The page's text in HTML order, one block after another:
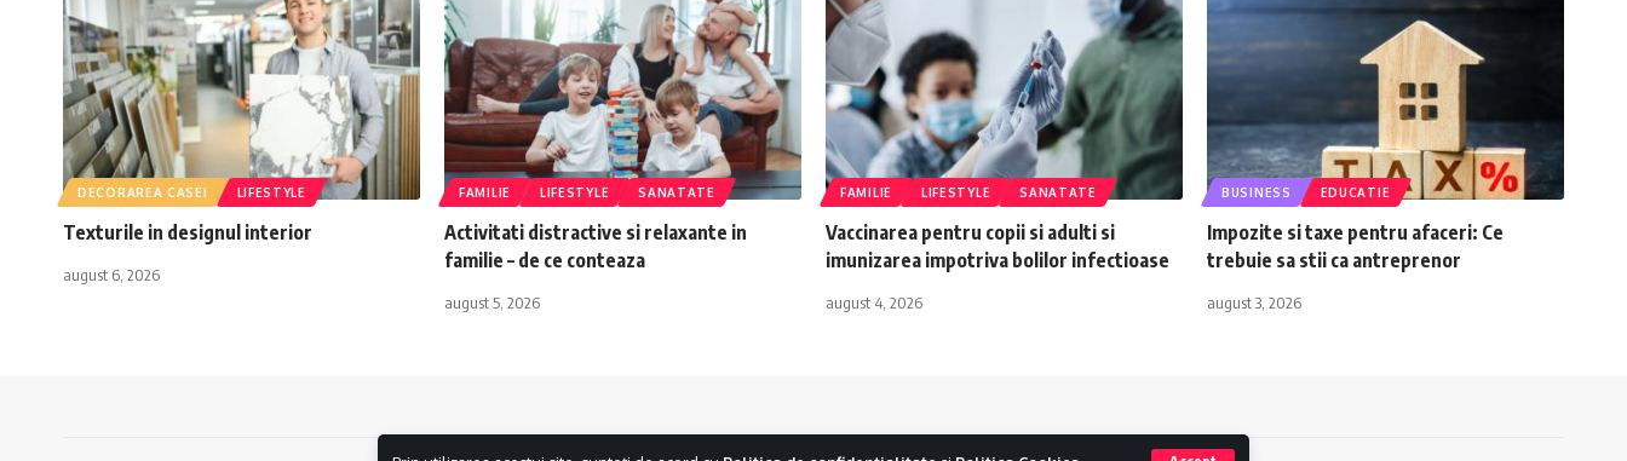
DECORAREA CASEI LIFESTYLE
Texturile in designul interior
august 6, 2026
FAMILIE LIFESTYLE SANATATE
Activitati distractive si relaxante in
familie – de ce conteaza
august 5, 2026
FAMILIE LIFESTYLE SANATATE
Vaccinarea pentru copii si adulti si
imunizarea impotriva bolilor infectioase
august 4, 2026
BUSINESS EDUCATIE
Impozite si taxe pentru afaceri: Ce
trebuie sa stii ca antreprenor
august 3, 2026